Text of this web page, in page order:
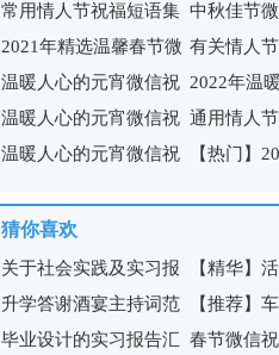
信祝福语合集41句
祝福短语
常用情人节祝福短语集
锦59条
中秋佳节
条
2021年精选温馨春节微
信祝福语15条
有关情人
锦100句
温暖人心的元宵微信祝
福语41句
2022年温
微信祝福
温暖人心的元宵微信祝
福语26句
通用情人
编97句
温暖人心的元宵微信祝
【热门】
猜你喜欢
关于社会实践及实习报
告集合六篇
【精华】
模板锦集8
升学答谢酒宴主持词范
文
【推荐】
三篇
毕业设计的实习报告汇 春节微信